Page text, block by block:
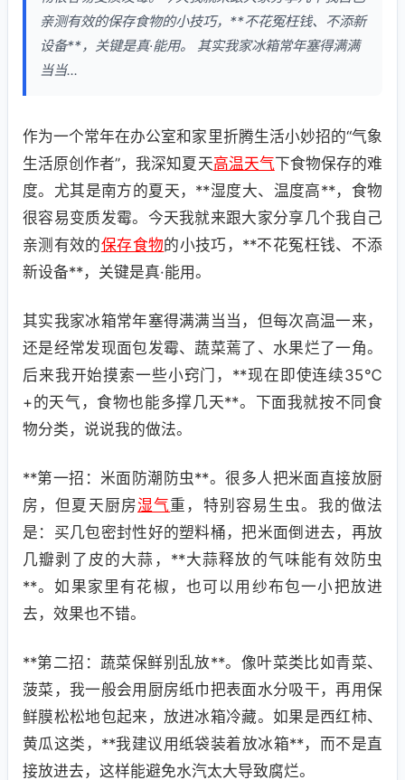
亲测有效的保存食物的小技巧，**不花冤枉钱、不添新
设备**，关键是真·能用。 其实我家冰箱常年塞得满满
当当...
作为一个常年在办公室和家里折腾生活小妙招的“气象
生活原创作者”，我深知夏天高温天气下食物保存的难
度。尤其是南方的夏天，**湿度大、温度高**，食物
很容易变质发霉。今天我就来跟大家分享几个我自己
亲测有效的保存食物的小技巧，**不花冤枉钱、不添
新设备**，关键是真·能用。
其实我家冰箱常年塞得满满当当，但每次高温一来，
还是经常发现面包发霉、蔬菜蔫了、水果烂了一角。
后来我开始摸索一些小窍门，**现在即使连续35℃
+的天气，食物也能多撑几天**。下面我就按不同食
物分类，说说我的做法。
**第一招：米面防潮防虫**。很多人把米面直接放厨
房，但夏天厨房湿气重，特别容易生虫。我的做法
是：买几包密封性好的塑料桶，把米面倒进去，再放
几瓣剥了皮的大蒜，**大蒜释放的气味能有效防虫
**。如果家里有花椒，也可以用纱布包一小把放进
去，效果也不错。
**第二招：蔬菜保鲜别乱放**。像叶菜类比如青菜、
菠菜，我一般会用厨房纸巾把表面水分吸干，再用保
鲜膜松松地包起来，放进冰箱冷藏。如果是西红柿、
黄瓜这类，**我建议用纸袋装着放冰箱**，而不是直
接放进去，这样能避免水汽太大导致腐烂。